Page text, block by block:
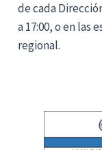
de cada
a 17:00, o en las
regional.